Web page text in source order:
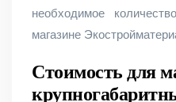
необходимое
магазине
Стоимость для